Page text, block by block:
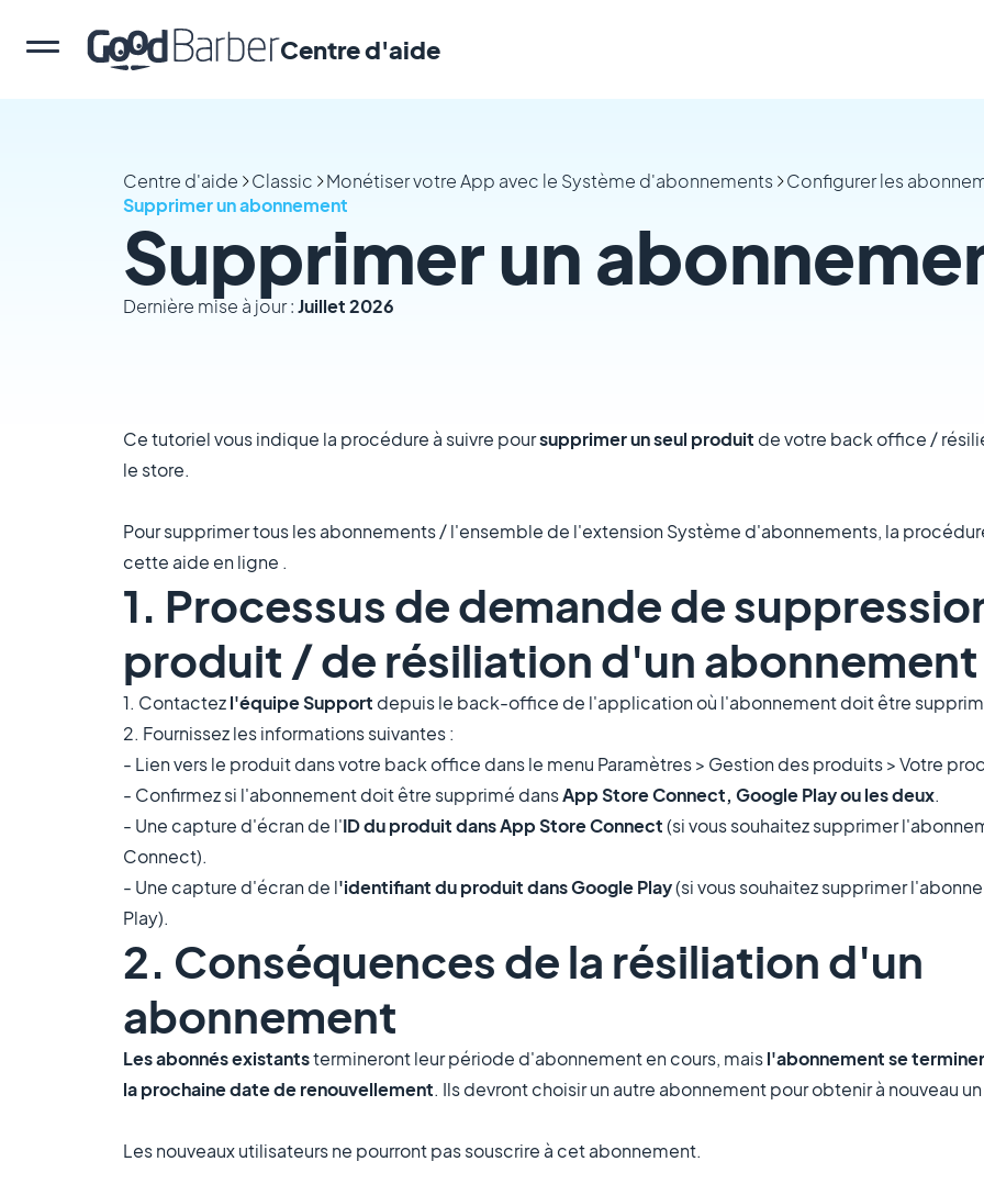
Centre d'aide
Centre d'aide Classic Monétiser votre App avec le Système d'abonnements
Configurer les
Supprimer un abonnement
Supprimer un
Dernière mise à jour :Juillet 2026
Ce tutoriel vous indique la procédure à suivre poursupprimer un seul produit de votre back office /
le store.
Pour supprimer tous les abonnements / l'ensemble de l'extension Système d'abonnements, la
cette aide en ligne .
1. Processus de demande de
produit / de résiliation d'un abonnement
1. Contactezl'équipe Support depuis le back-office de l'application où l'abonnement doit être
2. Fournissez les informations suivantes :
- Lien vers le produit dans votre back office dans le menu Paramètres > Gestion des produits > Votre
- Confirmez si l'abonnement doit être supprimé dansApp Store Connect, Google Play ou les deux.
- Une capture d'écran de l'ID du produit dans App Store Connect(si vous souhaitez supprimer
Connect).
- Une capture d'écran de l'identifiant du produit dans Google Play(si vous souhaitez supprimer
Play).
2. Conséquences de la résiliation d'un
abonnement
Les abonnés existantstermineront leur période d'abonnement en cours, maisl'abonnement se
la prochaine date de renouvellement. Ils devront choisir un autre abonnement pour obtenir à nouveau
Les nouveaux utilisateurs ne pourront pas souscrire à cet abonnement.